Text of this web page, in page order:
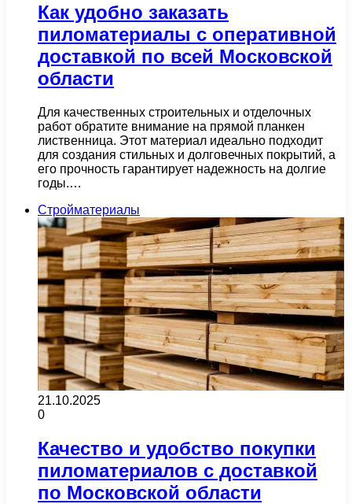
Как удобно заказать
пиломатериалы с оперативной
доставкой по всей Московской
области
Для качественных строительных и отделочных
работ обратите внимание на прямой планкен
лиственница. Этот материал идеально подходит
для создания стильных и долговечных покрытий, а
его прочность гарантирует надежность на долгие
годы.…
Стройматериалы
21.10.2025
0
Качество и удобство покупки
пиломатериалов с доставкой
по Московской области